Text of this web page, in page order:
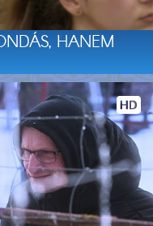
HANEM